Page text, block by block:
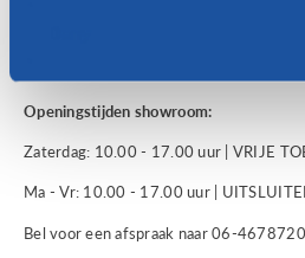
Openingstijden showroom:
Zaterdag: 10.00 - 17.00 uur | VRIJE
Ma - Vr: 10.00 - 17.00 uur |
Bel voor een afspraak naar 06-